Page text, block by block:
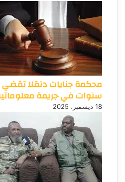
سنوات في جريمة
18 ديسمبر، 2025